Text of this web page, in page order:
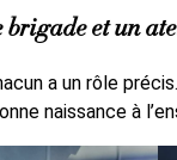
et un
a un rôle
naissance à